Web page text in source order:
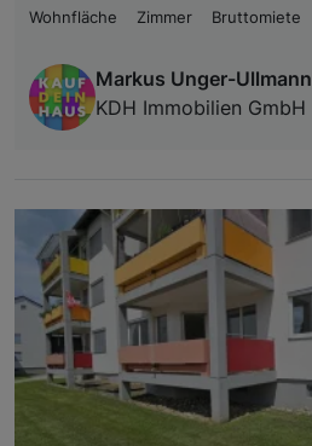
Wohnfläche
Zimmer Bruttomiete
Markus Unger-Ullmann
KDH Immobilien GmbH